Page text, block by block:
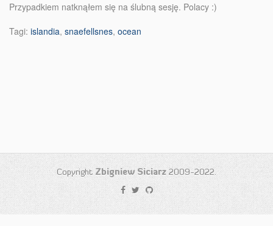
Przypadkiem natknąłem się na ślubną sesję. Polacy :)
Tagi: islandia, snaefellsnes, ocean
Copyright Zbigniew Siciarz 2009-2022.